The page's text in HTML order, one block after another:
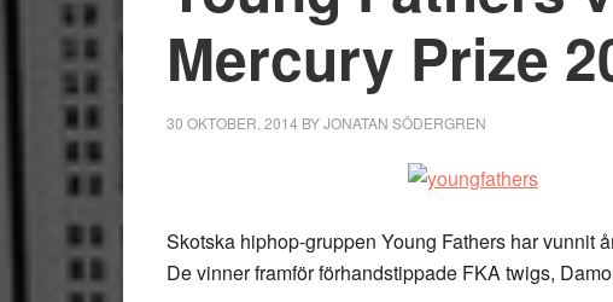
Mercury Prize
30 OKTOBER, 2014 BYJONATAN SÖDERGREN
Skotska hiphop-gruppen Young Fathers har vunnit
De vinner framför förhandstippade FKA twigs,